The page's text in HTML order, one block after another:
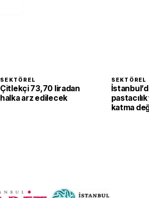
SEKTÖREL
Çitlekçi 73,70 liradan
halka arz edilecek
SEKTÖREL
katma